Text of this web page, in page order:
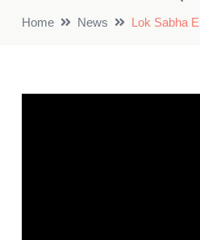
Home News Lok Sabha